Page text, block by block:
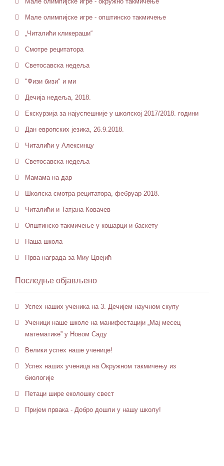
Мале олимпијске игре - општинско такмичење
„Читалићи кликераши“
Смотре рецитатора
Светосавска недеља
"Физи бизи" и ми
Дечија недеља, 2018.
Екскурзија за најуспешније у школској 2017/2018. години
Дан европских језика, 26.9.2018.
Читалићи у Алексинцу
Светосавска недеља
Мамама на дар
Школска смотра рецитатора, фебруар 2018.
Читалићи и Татјана Ковачев
Општинско такмичење у кошарци и баскету
Наша школа
Прва награда за Миу Цвејић
Последње објављено
Успех наших ученика на 3. Дечијем научном скупу
Ученици наше школе на манифестацији „Мај месец
математике” у Новом Саду
Велики успех наше ученице!
Успех наших ученица на Окружном такмичењу из
биологије
Петaци шире еколошку свест
Пријем првака - Добро дошли у нашу школу!